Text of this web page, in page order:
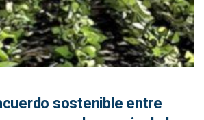
sostenible entre